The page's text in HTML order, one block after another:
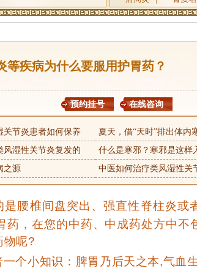
等疾病为什么要服用护胃药？
在线咨询
预约挂号
关节炎患者如何保养
夏天，借“天时”排出体内
风湿性关节炎复发的
什么是寒邪？寒邪是这样
之源 中医如何治疗类风湿性关
腰椎间盘突出、强直性脊柱炎或
药，在您的中药、中成药处方中不
物呢?
个小知识：脾胃乃后天之本,气血